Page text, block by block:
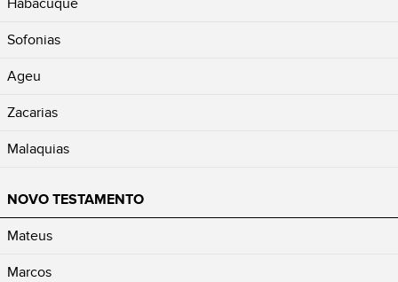
Sofonias
Ageu
Zacarias
Malaquias
NOVO TESTAMENTO
Mateus
Marcos